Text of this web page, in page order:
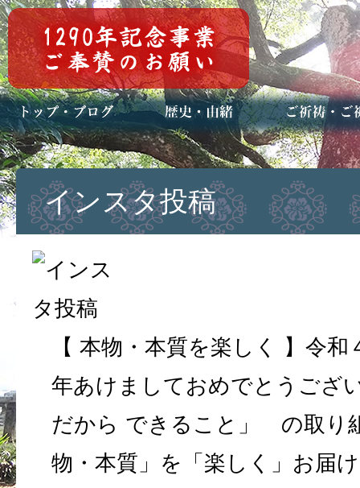
トップページ
ブログ(日々八百万)
お知らせ一覧 歴史・ご祭神
年中行事
メディア掲載 ご祈祷・ご祈
安産祈願
初宮参り
七五三詣
長寿のお祝い
神前結婚式
厄祓い・方位
車のお祓い
地鎮祭
神葬祭（神式
インスタ投稿
【 本物・本質を楽しく 】令
年あけましておめでとうござ
だから できること」 の取り
物・本質」を「楽しく」お届